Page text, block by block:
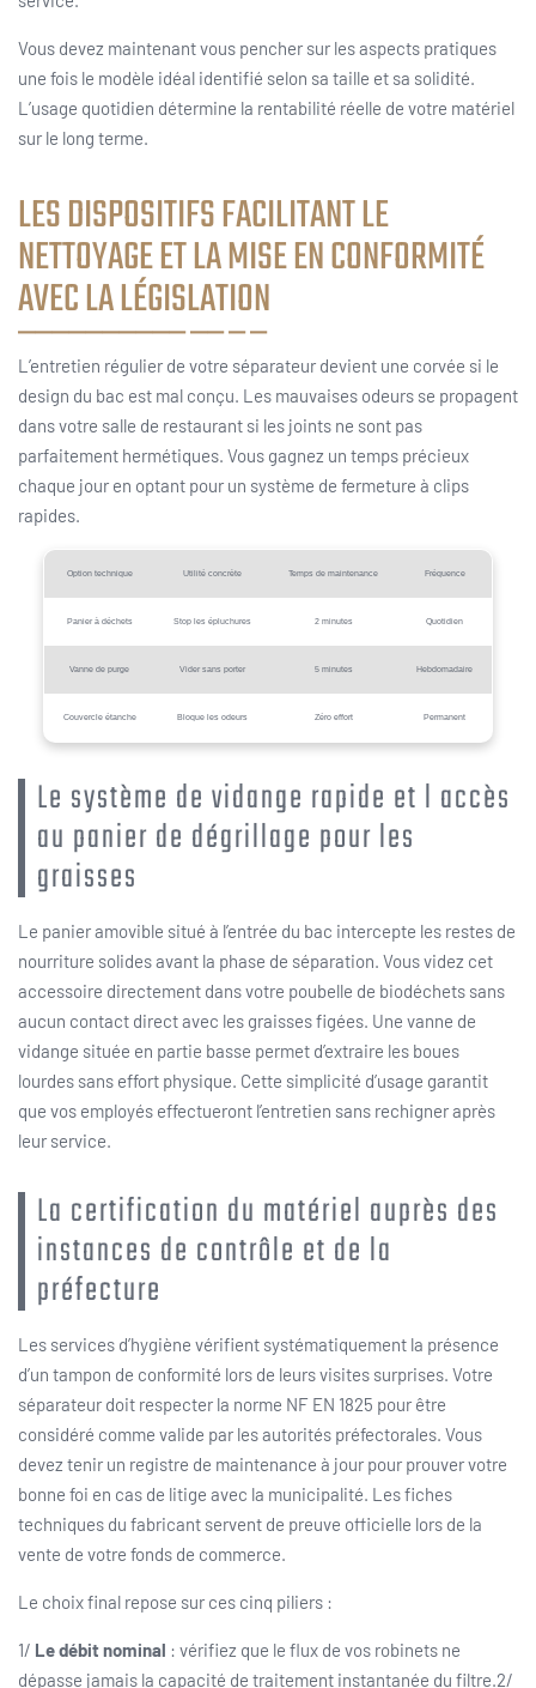
Vous devez maintenant vous pencher sur les aspects pratiques
une fois le modèle idéal identifié selon sa taille et sa solidité.
L’usage quotidien détermine la rentabilité réelle de votre matériel
sur le long terme.
LES DISPOSITIFS FACILITANT LE
NETTOYAGE ET LA MISE EN CONFORMITÉ
AVEC LA LÉGISLATION
L’entretien régulier de votre séparateur devient une corvée si le
design du bac est mal conçu. Les mauvaises odeurs se propagent
dans votre salle de restaurant si les joints ne sont pas
parfaitement hermétiques. Vous gagnez un temps précieux
chaque jour en optant pour un système de fermeture à clips
rapides.
Option technique Utilité concrète Temps de maintenance Fréquence
Panier à déchets Stop les épluchures 2 minutes Quotidien
Vanne de purge Vider sans porter 5 minutes Hebdomadaire
Couvercle étanche Bloque les odeurs Zéro effort Permanent
Le système de vidange rapide et l accès
au panier de dégrillage pour les
graisses
Le panier amovible situé à l’entrée du bac intercepte les restes de
nourriture solides avant la phase de séparation. Vous videz cet
accessoire directement dans votre poubelle de biodéchets sans
aucun contact direct avec les graisses figées. Une vanne de
vidange située en partie basse permet d’extraire les boues
lourdes sans effort physique. Cette simplicité d’usage garantit
que vos employés effectueront l’entretien sans rechigner après
leur service.
La certification du matériel auprès des
instances de contrôle et de la
préfecture
Les services d’hygiène vérifient systématiquement la présence
d’un tampon de conformité lors de leurs visites surprises. Votre
séparateur doit respecter la norme NF EN 1825 pour être
considéré comme valide par les autorités préfectorales. Vous
devez tenir un registre de maintenance à jour pour prouver votre
bonne foi en cas de litige avec la municipalité. Les fiches
techniques du fabricant servent de preuve officielle lors de la
vente de votre fonds de commerce.
Le choix final repose sur ces cinq piliers :
1/ Le débit nominal : vérifiez que le flux de vos robinets ne
dépasse jamais la capacité de traitement instantanée du filtre.2/